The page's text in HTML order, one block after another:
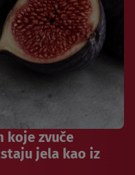
koje zvuče
jela kao iz